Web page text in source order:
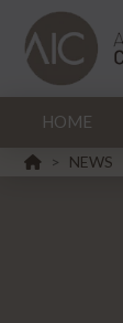
HOME
HOME
> NEWS